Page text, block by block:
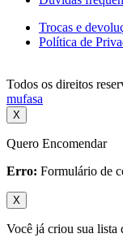
Trocas e
Política de
Todos os direitos
mufasa
X
Quero Encomendar
Erro: Formulário de
X
Você já criou sua lista